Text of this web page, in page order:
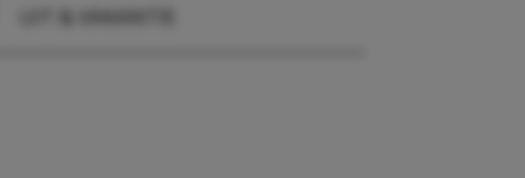
UIT & VAKANTIE